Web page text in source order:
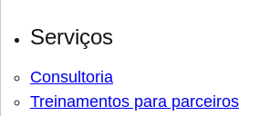
Serviços
Consultoria
Treinamentos para parceiros